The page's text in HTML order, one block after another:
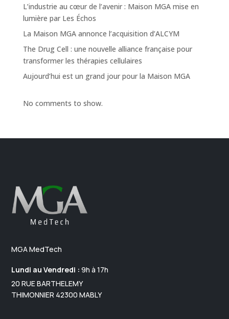
L’industrie au cœur de l’avenir : Maison MGA mise en
lumière par Les Échos
La Maison MGA annonce l’acquisition d’ALCYM
The Drug Cell : une nouvelle alliance française pour
transformer les thérapies cellulaires
Aujourd’hui est un grand jour pour la Maison MGA
No comments to show.
MGA MedTech
Lundi au Vendredi : 9h à 17h
20 RUE BARTHELEMY
THIMONNIER 42300 MABLY